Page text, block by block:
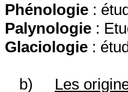
Phénologie :
Palynologie :
Glaciologie :
b)
Les